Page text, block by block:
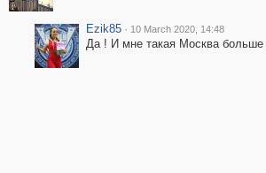
Ezik85 · 10 March 2020, 14:48
Да ! И мне такая Москва больше